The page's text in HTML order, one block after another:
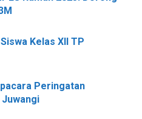
Kelas XII TP
Peringatan